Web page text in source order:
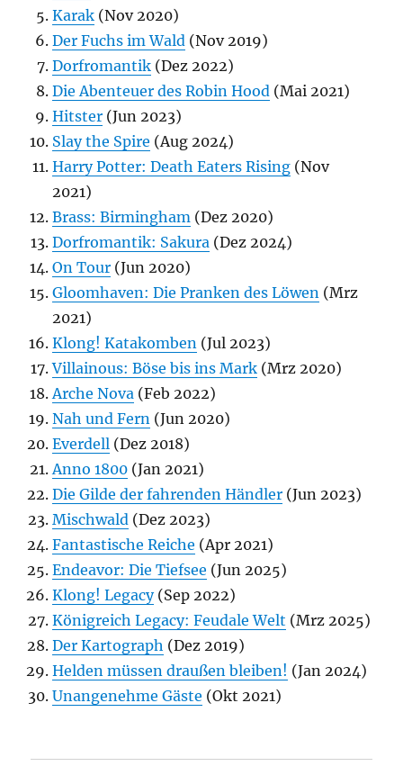
Karak (Nov 2020)
Der Fuchs im Wald (Nov 2019)
Dorfromantik (Dez 2022)
Die Abenteuer des Robin Hood (Mai 2021)
Hitster (Jun 2023)
Slay the Spire (Aug 2024)
Harry Potter: Death Eaters Rising (Nov
2021)
Brass: Birmingham (Dez 2020)
Dorfromantik: Sakura (Dez 2024)
On Tour (Jun 2020)
Gloomhaven: Die Pranken des Löwen (Mrz
2021)
Klong! Katakomben (Jul 2023)
Villainous: Böse bis ins Mark (Mrz 2020)
Arche Nova (Feb 2022)
Nah und Fern (Jun 2020)
Everdell (Dez 2018)
Anno 1800 (Jan 2021)
Die Gilde der fahrenden Händler (Jun 2023)
Mischwald (Dez 2023)
Fantastische Reiche (Apr 2021)
Endeavor: Die Tiefsee (Jun 2025)
Klong! Legacy(Sep 2022)
Königreich Legacy: Feudale Welt (Mrz 2025)
Der Kartograph (Dez 2019)
Helden müssen draußen bleiben! (Jan 2024)
Unangenehme Gäste (Okt 2021)